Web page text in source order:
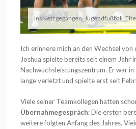
Ich erinnere mich an den Wechsel von
Joshua spielte bereits seit einem Jahr
Nachwuchsleistungszentrum. Er war
lange verletzt und spielte erst seit
Viele seiner Teamkollegen hatten
Übernahmegespräch: Die ersten
weitere folgten Anfang des Jahres.